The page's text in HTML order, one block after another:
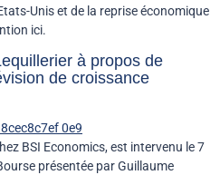
Unis et de la reprise économique
ici.
à propos de
de croissance
BSI Economics, est intervenu le 7
présentée par Guillaume